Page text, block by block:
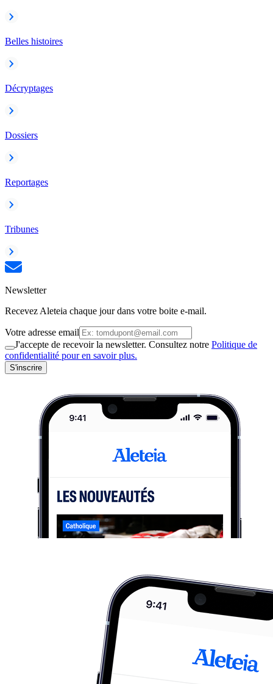
Belles histoires
Décryptages
Dossiers
Reportages
Tribunes
Newsletter
Recevez Aleteia chaque jour dans votre boite e-mail.
Votre adresse email
J'accepte de recevoir la newsletter. Consultez notre Politique de
confidentialité pour en savoir plus.
S'inscrire